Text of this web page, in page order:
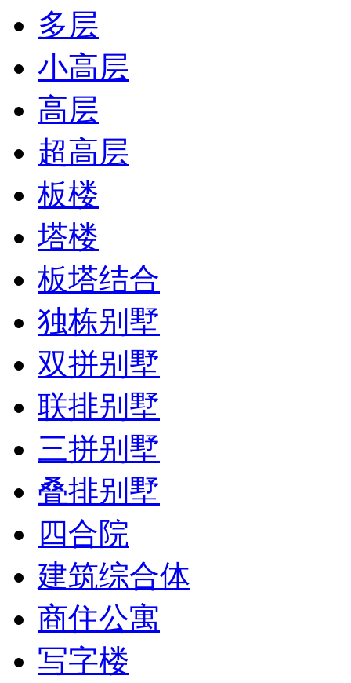
多层
小高层
高层
超高层
板楼
塔楼
板塔结合
独栋别墅
双拼别墅
联排别墅
三拼别墅
叠排别墅
四合院
建筑综合体
商住公寓
写字楼